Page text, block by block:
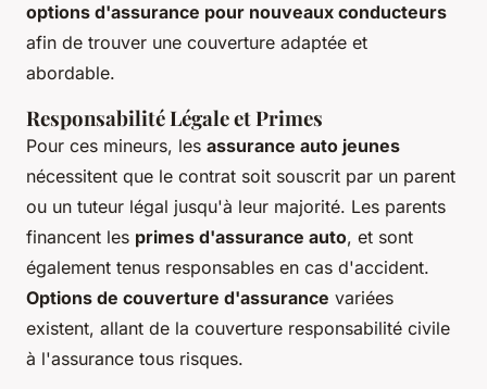
options d'assurance pour nouveaux conducteurs
afin de trouver une couverture adaptée et
abordable.
Responsabilité Légale et Primes
Pour ces mineurs, les assurance auto jeunes
nécessitent que le contrat soit souscrit par un parent
ou un tuteur légal jusqu'à leur majorité. Les parents
financent les primes d'assurance auto, et sont
également tenus responsables en cas d'accident.
Options de couverture d'assurance variées
existent, allant de la couverture responsabilité civile
à l'assurance tous risques.